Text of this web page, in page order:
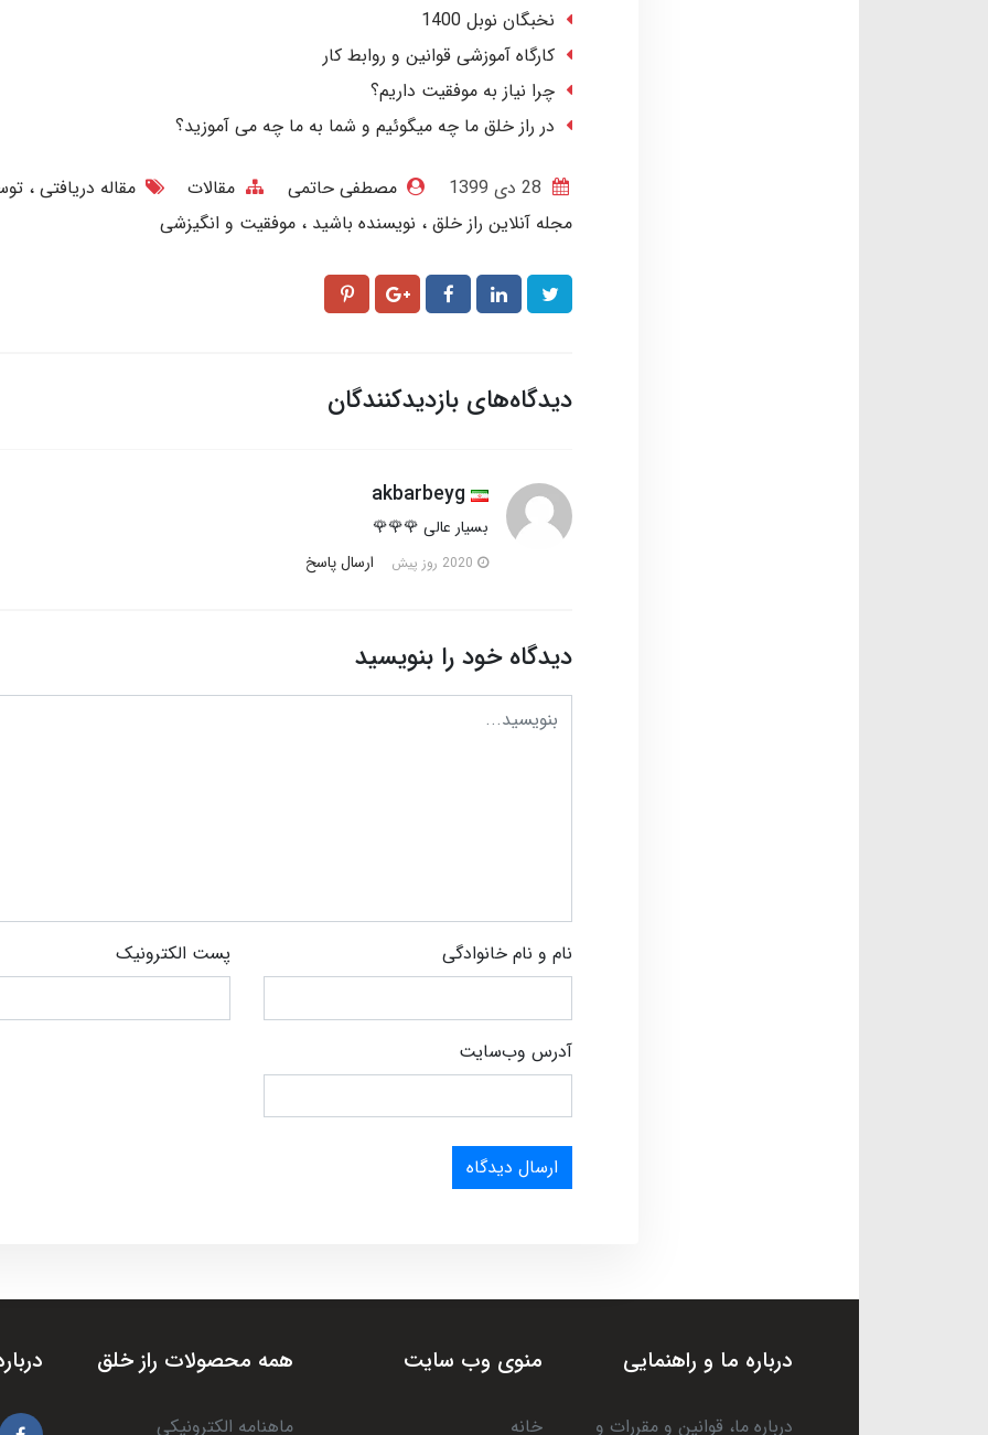
نخبگان نوبل 1400
کارگاه آموزشی قوانین و روابط کار
چرا نیاز به موفقیت داریم؟
در راز خلق ما چه میگوئیم و شما به ما چه می آموزید؟
مصطفی حاتمی مقالات مقاله دریافتی
مجله آنلاین راز خلق
نویسنده باشید موفقیت و انگیزشی
دیدگاه‌های بازدیدکنندگان
akbarbeyg
بسیار عالی 🌹🌹🌹
ارسال پاسخ
دیدگاه خود را بنویسید
نام و نام خانوادگی پست الکترونیک
آدرس وب‌سایت
ارسال دیدگاه
درباره ما و راهنمایی
درباره ما، قوانین و مقررات و
منوی وب سایت
خانه
همه محصولات راز خلق
ماهنامه الکترونیکی